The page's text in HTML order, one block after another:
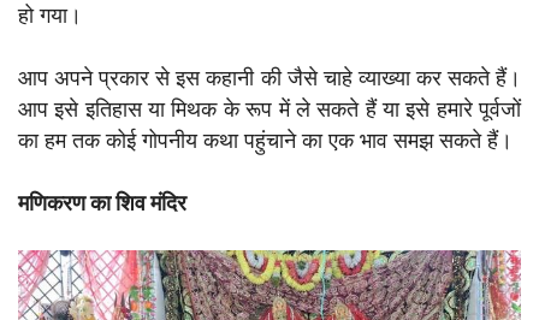
हो गया।
आप अपने प्रकार से इस कहानी की जैसे चाहे व्याख्या कर सकते हैं।
आप इसे इतिहास या मिथक के रूप में ले सकते हैं या इसे हमारे पूर्वजों
का हम तक कोई गोपनीय कथा पहुंचाने का एक भाव समझ सकते हैं।
मणिकरण का शिव मंदिर